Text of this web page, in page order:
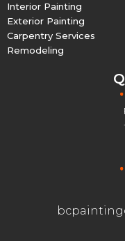
Interior Painting
Exterior Painting
Carpentry Services
Remodeling